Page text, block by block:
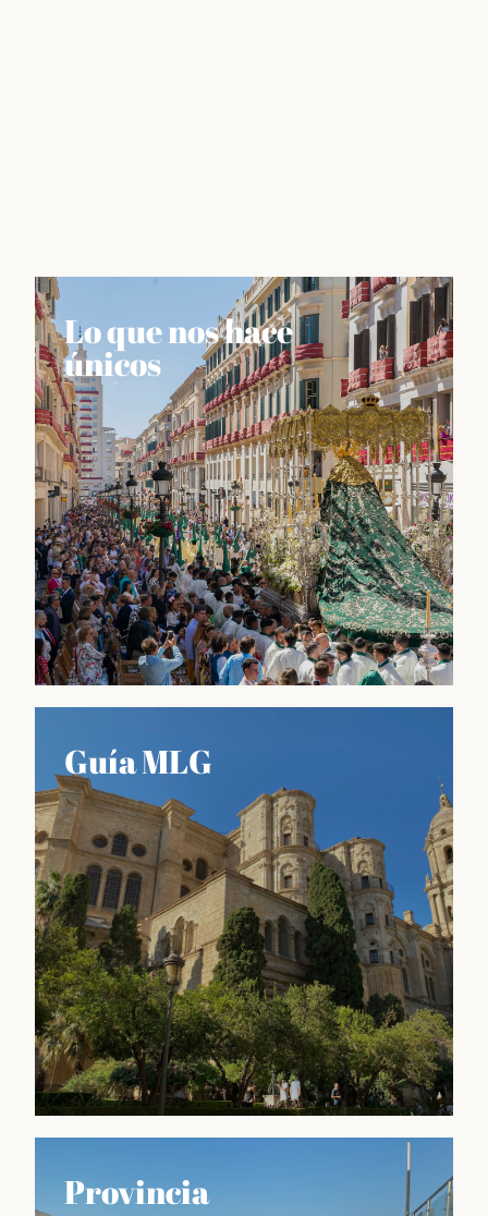
Lo que nos hace
únicos
Información sobre las fiestas más importantes del
calendario malagueño, como la Feria de Agosto o la
Semana Santa, así como también sobre las
tradiciones culinarias, artesanales y culturales que
hacen de esta región un lugar único en España.
Descubrir
Guía MLG
GUÍA de Málaga es una herramienta imprescindible
Provincia